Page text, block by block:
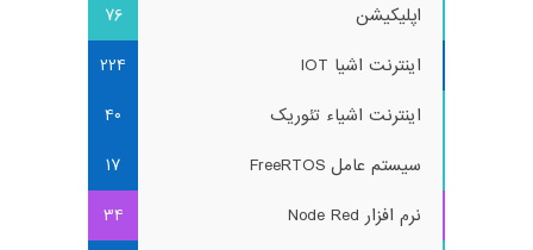
اپلیکیشن
76
اینترنت اشیا IOT
224
اینترنت اشیاء تئوریک
40
سیستم عامل FreeRTOS
17
نرم افزار Node Red
34